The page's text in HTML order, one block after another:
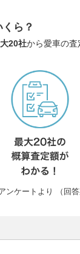
ら？
20社から愛車の査
ンケートより （回